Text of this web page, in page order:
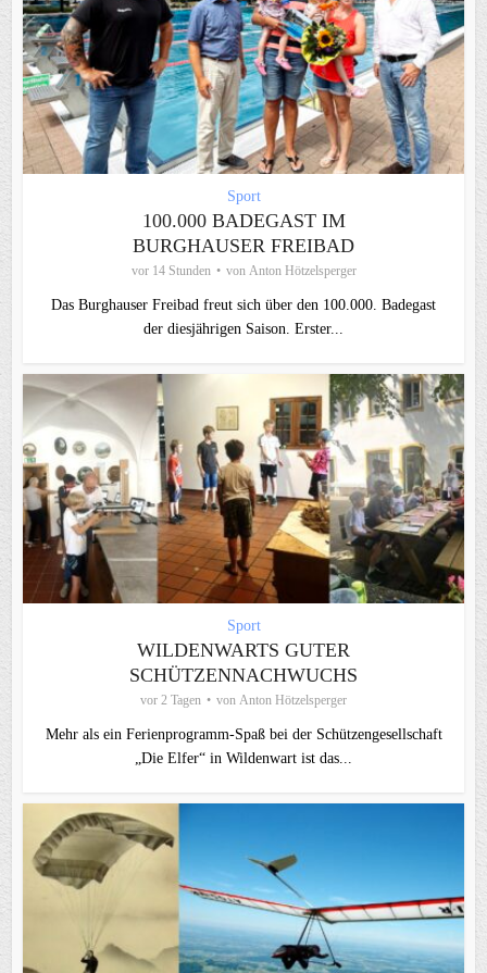
Sport
100.000 BADEGAST IM
BURGHAUSER FREIBAD
vor 14 Stunden von Anton Hötzelsperger
Das Burghauser Freibad freut sich über den 100.000. Badegast
der diesjährigen Saison. Erster...
Sport
WILDENWARTS GUTER
SCHÜTZENNACHWUCHS
vor 2 Tagen von Anton Hötzelsperger
Mehr als ein Ferienprogramm-Spaß bei der Schützengesellschaft
„Die Elfer“ in Wildenwart ist das...